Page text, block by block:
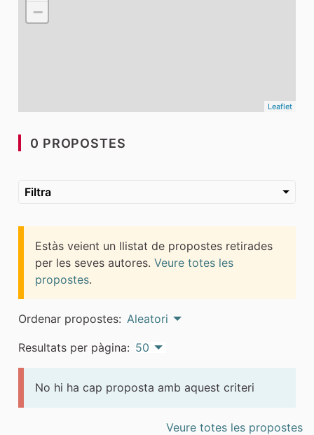
−
Leaflet
0 PROPOSTES
Filtra
Estàs veient un llistat de propostes retirades
per les seves autores. Veure totes les
propostes.
Ordenar propostes: Aleatori
Resultats per pàgina: 50
No hi ha cap proposta amb aquest criteri
Veure totes les propostes